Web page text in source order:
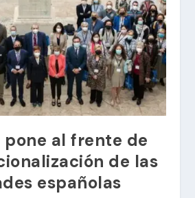
pone al frente de
de las
españolas